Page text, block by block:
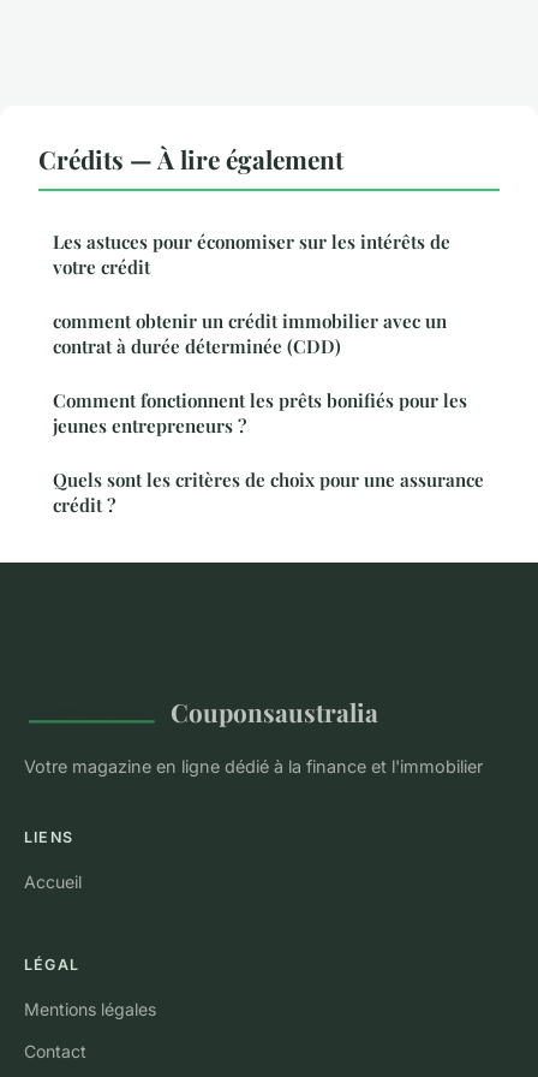
Crédits — À lire également
Les astuces pour économiser sur les intérêts de
votre crédit
comment obtenir un crédit immobilier avec un
contrat à durée déterminée (CDD)
Comment fonctionnent les prêts bonifiés pour les
jeunes entrepreneurs ?
Quels sont les critères de choix pour une assurance
crédit ?
Couponsaustralia
Votre magazine en ligne dédié à la finance et l'immobilier
LIENS
Accueil
LÉGAL
Mentions légales
Contact